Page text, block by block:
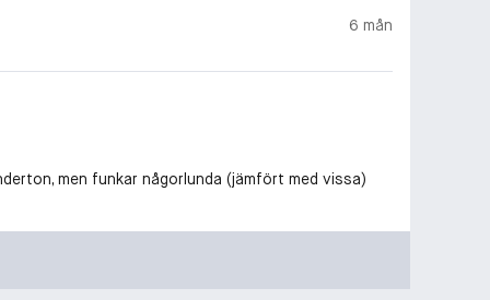
6 mån
men funkar någorlunda (jämfört med vissa)